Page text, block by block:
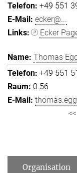
+49 551
ecker@...
Ecker
Thomas
+49 551
0.56
<<
Organisation